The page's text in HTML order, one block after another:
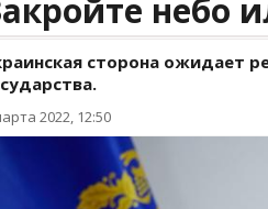
небо
сторона ожидает
2022, 12:50